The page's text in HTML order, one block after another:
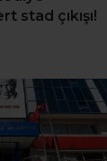
stad çıkışı!